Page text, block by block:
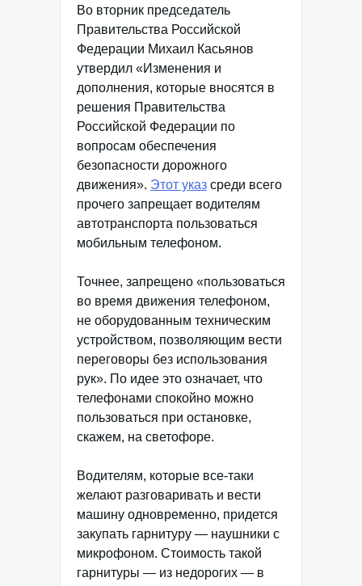
Во вторник председатель
Правительства Российской
Федерации Михаил Касьянов
утвердил «Изменения и
дополнения, которые вносятся в
решения Правительства
Российской Федерации по
вопросам обеспечения
безопасности дорожного
движения». Этот указ среди всего
прочего запрещает водителям
автотранспорта пользоваться
мобильным телефоном.
Точнее, запрещено «пользоваться
во время движения телефоном,
не оборудованным техническим
устройством, позволяющим вести
переговоры без использования
рук». По идее это означает, что
телефонами спокойно можно
пользоваться при остановке,
скажем, на светофоре.
Водителям, которые все-таки
желают разговаривать и вести
машину одновременно, придется
закупать гарнитуру — наушники с
микрофоном. Стоимость такой
гарнитуры — из недорогих — в